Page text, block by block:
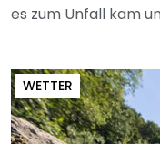
es zum Unfall kam
WETTER